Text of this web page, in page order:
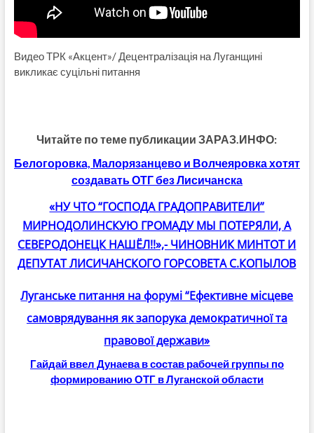
Видео ТРК «Акцент»/ Децентралізація на Луганщині
викликає суцільні питання
Читайте по теме публикации ЗАРАЗ.ИНФО:
Белогоровка, Малорязанцево и Волчеяровкахотят
создавать ОТГ без Лисичанска
«НУ ЧТО “ГОСПОДА ГРАДОПРАВИТЕЛИ”
МИРНОДОЛИНСКУЮ ГРОМАДУ МЫ ПОТЕРЯЛИ, А
СЕВЕРОДОНЕЦК НАШЁЛ!!»,- ЧИНОВНИК МИНТОТ И
ДЕПУТАТ ЛИСИЧАНСКОГО ГОРСОВЕТА С.КОПЫЛОВ
Луганське питання на форумі “Ефективне місцеве
самоврядування як запорука демократичної та
правової держави»
Гайдай ввел Дунаева в состав рабочей группы по
формированию ОТГ в Луганской области